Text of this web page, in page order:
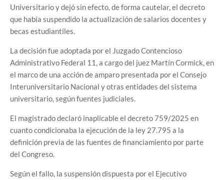
Universitario y dejó sin efecto, de forma cautelar, el decreto
que había suspendido la actualización de salarios docentes y
becas estudiantiles.
La decisión fue adoptada por el Juzgado Contencioso
Administrativo Federal 11, a cargo del juez Martín Cormick, en
el marco de una acción de amparo presentada por el Consejo
Interuniversitario Nacional y otras entidades del sistema
universitario, según fuentes judiciales.
El magistrado declaró inaplicable el decreto 759/2025 en
cuanto condicionaba la ejecución de la ley 27.795 a la
definición previa de las fuentes de financiamiento por parte
del Congreso.
Según el fallo, la suspensión dispuesta por el Ejecutivo